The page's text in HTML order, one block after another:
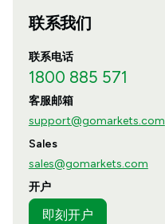
联系我们
联系电话
1800 885 571
客服邮箱
support@gomarkets.com
Sales
sales@gomarkets.com
开户
即刻开户